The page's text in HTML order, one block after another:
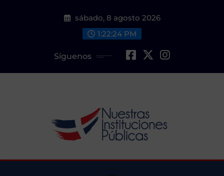
sábado, 8 agosto 2026
1:22:24 PM
Síguenos